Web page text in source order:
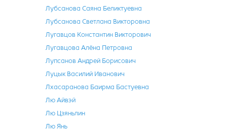
Лубсанова Саяна Беликтуевна
Лубсанова Светлана Викторовна
Лугавцов Константин Викторович
Лугавцова Алёна Петровна
Лупсанов Андрей Борисович
Луцык Василий Иванович
Лхасаранова Баирма Бастуевна
Лю Айвэй
Лю Цзяньлин
Лю Янь